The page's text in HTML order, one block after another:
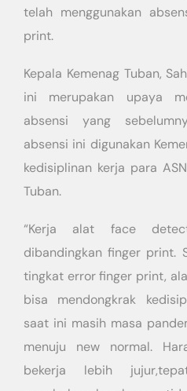
telah menggunakan
print.
Kepala Kemenag Tuban,
ini merupakan upaya
absensi yang
absensi ini digunakan
kedisiplinan kerja para
Tuban.
“Kerja alat face
dibandingkan finger print.
tingkat error finger print,
bisa mendongkrak
saat ini masih masa
menuju new normal.
bekerja lebih